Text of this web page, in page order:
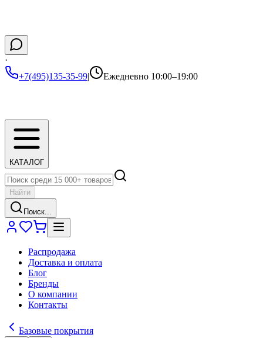
·
+7(495)135-35-99| Ежедневно 10:00–19:00
КАТАЛОГ
Найти
Поиск...
Распродажа
Доставка и оплата
Блог
Бренды
О компании
Контакты
Базовые покрытия